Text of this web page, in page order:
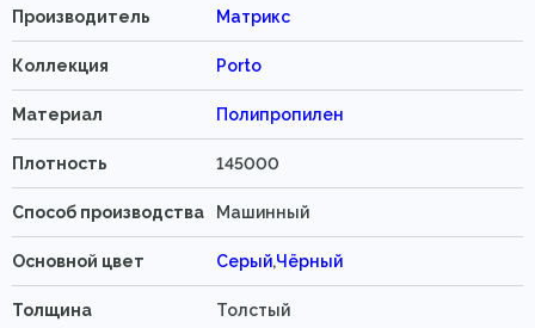
Производитель Матрикс
Коллекция Porto
Материал Полипропилен
Плотность 145000
Способ производства Машинный
Основной цвет Серый,Чёрный
Толщина Толстый